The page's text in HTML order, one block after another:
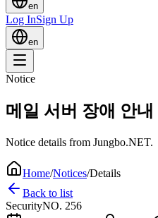
en
Log InSign Up
en
Notice
메일 서버 장애 안내
Notice details from Jungbo.NET.
Home/Notices/Details
Back to list
SecurityNO. 256